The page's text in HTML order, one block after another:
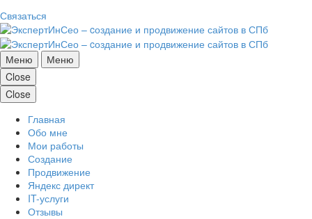
Связаться
Меню
Меню
Close
Close
Главная
Обо мне
Мои работы
Создание
Продвижение
Яндекс директ
IT-услуги
Отзывы